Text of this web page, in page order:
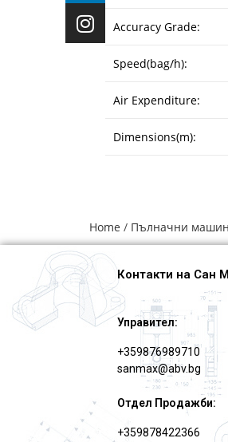
Accuracy Grade:
Speed(bag/h):
Air Expenditure:
Dimensions(m):
Home / Пълначни
Контакти на Сан
Управител:
+359876989710
sanmax@abv.bg
Отдел Продажби:
+359878422366